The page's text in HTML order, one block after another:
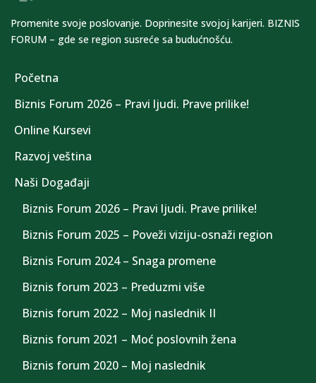
Promenite svoje poslovanje. Doprinesite svojoj karijeri. BIZNIS
FORUM – gde se region susreće sa budućnošću.
Početna
Biznis Forum 2026 – Pravi ljudi. Prave prilike!
Online Kursevi
Razvoj veština
Naši Događaji
Biznis Forum 2026 – Pravi ljudi. Prave prilike!
Biznis Forum 2025 – Poveži viziju-osnaži region
Biznis Forum 2024 – Snaga promene
Biznis forum 2023 – Preduzmi više
Biznis forum 2022 – Moj naslednik II
Biznis forum 2021 – Moć poslovnih žena
Biznis forum 2020 – Moj naslednik